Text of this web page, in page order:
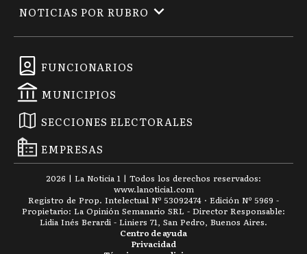
FUNCIONARIOS
MUNICIPIOS
SECCIONES ELECTORALES
EMPRESAS
NOTICIAS POR RUBRO
2026 | La Noticia 1 | Todos los derechos reservados:
www.lanoticia1.com
Registro de Prop. Intelectual Nº 53092474 · Edición Nº 5969 -
Propietario: La Opinión Semanario SRL - Director Responsable:
Lidia Inés Berardi - Liniers 71, San Pedro, Buenos Aires.
Privacidad
Centro de ayuda